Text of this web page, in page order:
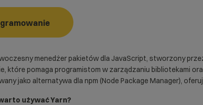
menedżer pakietów dla JavaScript, stworzony
które pomaga programistom w zarządzaniu bibliotekami
jako alternatywa dla npm (Node Package Manager),
używać Yarn?